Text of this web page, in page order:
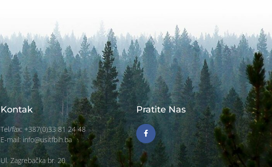
Kontak
Tel/fax: +387(0)33 81 24 48
E-mail: info@usitfbih.ba
Ul. Zagrebačka br. 20
Pratite Nas